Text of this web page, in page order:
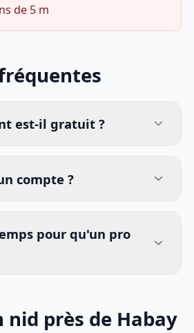
de 5 m
est-il gratuit ?
compte ?
pour qu'un pro
nid près de Habay